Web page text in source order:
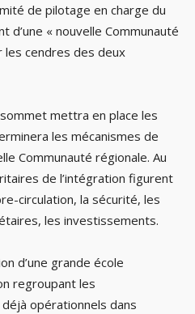
de pilotage en charge du
d’une « nouvelle Communauté
les cendres des deux
mettra en place les
les mécanismes de
Communauté régionale. Au
de l’intégration figurent
circulation, la sécurité, les
les investissements.
d’une grande école
regroupant les
opérationnels dans